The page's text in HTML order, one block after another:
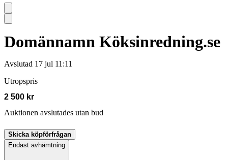
Domännamn Köksinredning.se
Avslutad 17 jul 11:11
Utropspris
2 500 kr
Auktionen avslutades utan bud
Skicka köpförfrågan
Endast avhämtning